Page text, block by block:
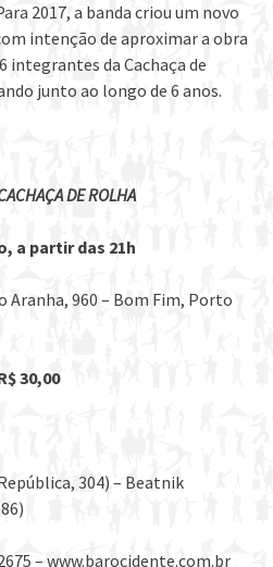
2017, a banda criou um novo
intenção de aproximar a obra
integrantes da Cachaça de
junto ao longo de 6 anos.
DE ROLHA
a partir das 21h
Aranha, 960 – Bom Fim, Porto
30,00
304) – Beatnik
– www.barocidente.com.br